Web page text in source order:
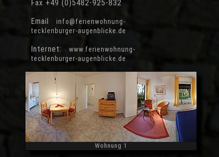
Fax +49 (0)5482-925-832
Email
info@ferienwohnung-
tecklenburger-augenblicke.de
Internet:
www.ferienwohnung-
tecklenburger-augenblicke.de
Wohnung 1